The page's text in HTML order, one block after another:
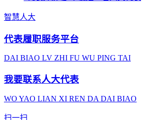
智慧人大
代表履职服务平台
DAI BIAO LV ZHI FU WU PING TAI
我要联系人大代表
WO YAO LIAN XI REN DA DAI BIAO
扫一扫